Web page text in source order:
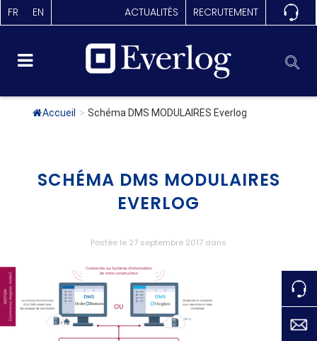
FR EN ACTUALITÉS RECRUTEMENT
Accueil > Schéma DMS MODULAIRES Everlog
SCHÉMA DMS MODULAIRES
EVERLOG
Postée le 27 septembre 2017 dans